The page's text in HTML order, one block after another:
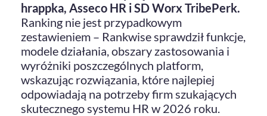
hrappka, Asseco HR i SD Worx TribePerk.
Ranking nie jest przypadkowym
zestawieniem – Rankwise sprawdził funkcje,
modele działania, obszary zastosowania i
wyróżniki poszczególnych platform,
wskazując rozwiązania, które najlepiej
odpowiadają na potrzeby firm szukających
skutecznego systemu HR w 2026 roku.